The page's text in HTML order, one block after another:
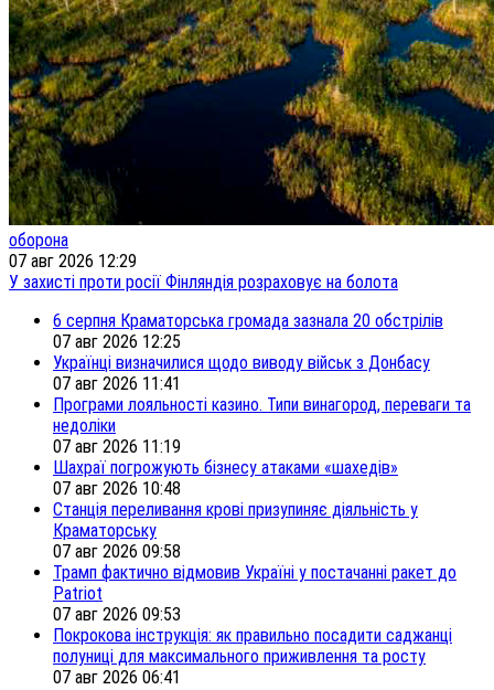
оборона
07 авг 2026 12:29
У захисті проти росії Фінляндія розраховує на болота
6 серпня Краматорська громада зазнала 20 обстрілів
07 авг 2026 12:25
Українці визначилися щодо виводу військ з Донбасу
07 авг 2026 11:41
Програми лояльності казино. Типи винагород, переваги та
недоліки
07 авг 2026 11:19
Шахраї погрожують бізнесу атаками «шахедів»
07 авг 2026 10:48
Станція переливання крові призупиняє діяльність у
Краматорську
07 авг 2026 09:58
Трамп фактично відмовив Україні у постачанні ракет до
Patriot
07 авг 2026 09:53
Покрокова інструкція: як правильно посадити саджанці
полуниці для максимального приживлення та росту
07 авг 2026 06:41